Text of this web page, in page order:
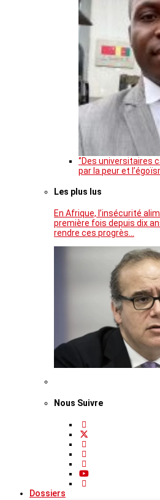
‘’Des universitaires
par la peur et
Les plus lus
En Afrique, l’insécurité
première fois depuis dix
rendre ces progrès…
Nous Suivre
Dossiers